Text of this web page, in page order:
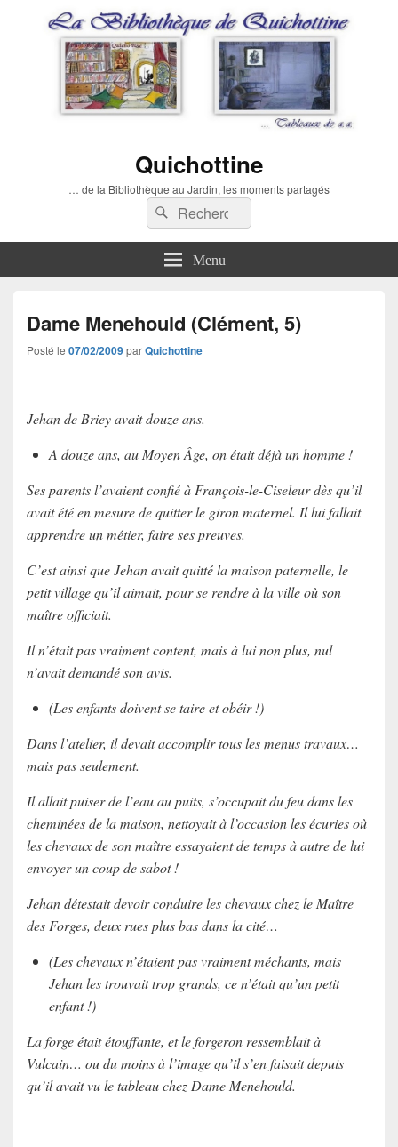
Quichottine
… de la Bibliothèque au Jardin, les moments partagés
Recherche :
Rechercher
Menu
Dame Menehould (Clément, 5)
Posté le 07/02/2009parQuichottine
Jehan de Briey avait douze ans.
A douze ans, au Moyen Âge, on était déjà un homme !
Ses parents l’avaient confié à François-le-Ciseleur dès qu’il
avait été en mesure de quitter le giron maternel. Il lui fallait
apprendre un métier, faire ses preuves.
C’est ainsi que Jehan avait quitté la maison paternelle, le
petit village qu’il aimait, pour se rendre à la ville où son
maître officiait.
Il n’était pas vraiment content, mais à lui non plus, nul
n’avait demandé son avis.
(Les enfants doivent se taire et obéir !)
Dans l’atelier, il devait accomplir tous les menus travaux…
mais pas seulement.
Il allait puiser de l’eau au puits, s’occupait du feu dans les
cheminées de la maison, nettoyait à l’occasion les écuries où
les chevaux de son maître essayaient de temps à autre de lui
envoyer un coup de sabot !
Jehan détestait devoir conduire les chevaux chez le Maître
des Forges, deux rues plus bas dans la cité…
(Les chevaux n’étaient pas vraiment méchants, mais
Jehan les trouvait trop grands, ce n’était qu’un petit
enfant !)
La forge était étouffante, et le forgeron ressemblait à
Vulcain… ou du moins à l’image qu’il s’en faisait depuis
qu’il avait vu le tableau chez Dame Menehould.